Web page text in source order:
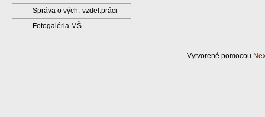
Správa o vých.-vzdel.práci
Fotogaléria MŠ
Vytvorené pomocou